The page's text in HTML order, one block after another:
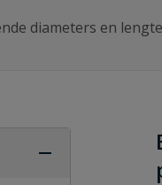
diameters en